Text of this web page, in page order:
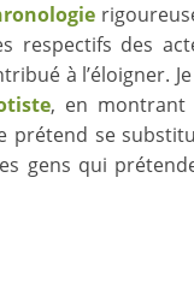
respectifs des
à l’éloigner.
, en montrant
prétend se
gens qui